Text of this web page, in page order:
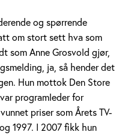
og spørrende
om stort sett hva som
som Anne Grosvold gjør,
ja, så hender det
Hun mottok Den Store
programleder for
priser som Årets TV-
1997. I 2007 fikk hun